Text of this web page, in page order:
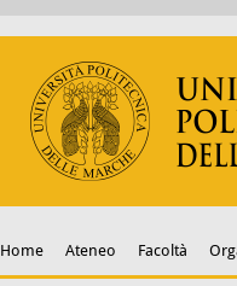
Home Ateneo Facoltà